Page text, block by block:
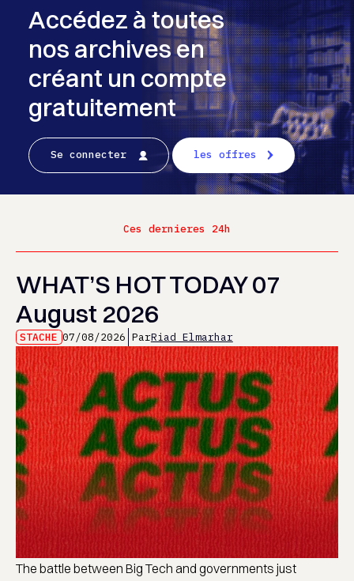
Accédez à toutes
nos archives en
créant un compte
gratuitement
Se connecter les offres
Ces dernieres 24h
WHAT’S HOT TODAY 07
August 2026
STACHE 07/08/2026 ParRiad Elmarhar
The battle between Big Tech and governments just